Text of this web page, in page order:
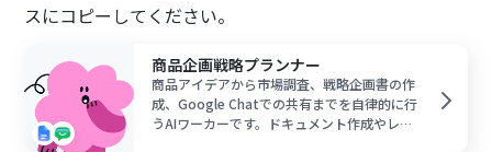
スにコピーしてください。
商品企画戦略プランナー
商品アイデアから市場調査、戦略企画書の作
成、Google Chatでの共有までを自律的に行
うAIワーカーです。ドキュメント作成やレビ